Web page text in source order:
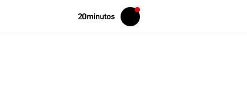
Volver
Iniciar
sesión